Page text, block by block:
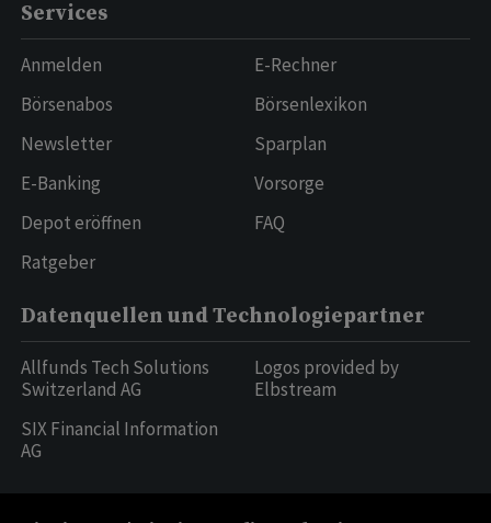
Services
Anmelden
Börsenabos
Newsletter
E-Banking
Depot eröffnen
Ratgeber
E-Rechner
Börsenlexikon
Sparplan
Vorsorge
FAQ
Datenquellen und Technologiepartner
Allfunds Tech Solutions
Switzerland AG
SIX Financial Information
AG
Logos provided by
Elbstream